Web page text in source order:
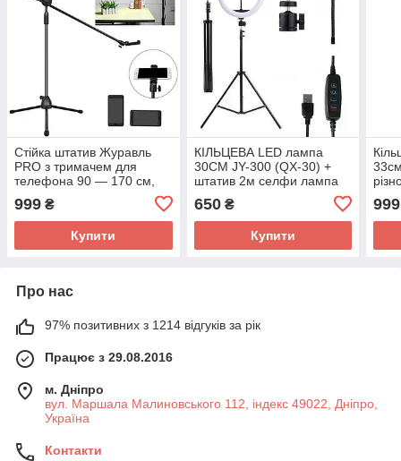
Стійка штатив Журавль
PRO з тримачем для
телефона 90 — 170 см,
тринога для смартфона
999 ₴
Купити
КІЛЬЦЕВА LED лампа
30СМ JY-300 (QX-30) +
штатив 2м селфи лампа
650₴
Купити
999
Про нас
97% позитивних з 1214 відгуків за рік
Працює з 29.08.2016
м. Дніпро
вул. Маршала Малиновського 112, індекс 49022, Дніпро,
Україна
Контакти